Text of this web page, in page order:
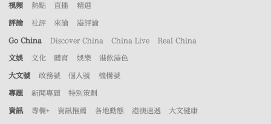
視頻 熱點 直播 精選
評論 社評 來論 港評論
Go China Discover China China Live Real China
文娛 文化 體育 娛樂 港飲港色
大文號 政務號 個人號 機構號
專題 新聞專題 特別策劃
資訊 專欄+ 資訊推薦 各地動態 港澳速遞 大文健康